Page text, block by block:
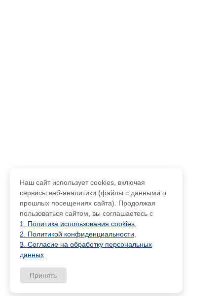
Наш сайт использует cookies, включая
сервисы веб-аналитики (файлы с данными о
прошлых посещениях сайта). Продолжая
пользоваться сайтом, вы соглашаетесь с
1. Политика использования cookies
2. Политикой конфиденциальности
3. Согласие на обработку персональных
данных
Принять